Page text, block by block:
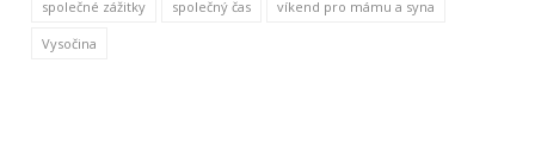
společné zážitky společný čas víkend pro mámu a syna
Vysočina